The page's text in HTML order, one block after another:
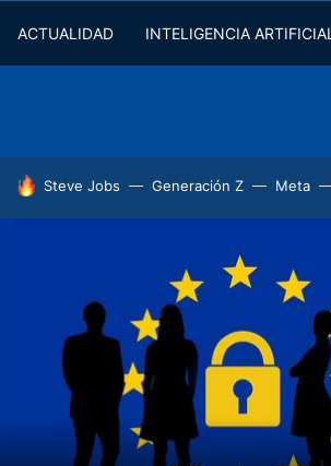
ACTUALIDAD INTELIGENCIA ARTIFICIAL
HOY SE HABLA DE
Steve Jobs Generación Z Meta